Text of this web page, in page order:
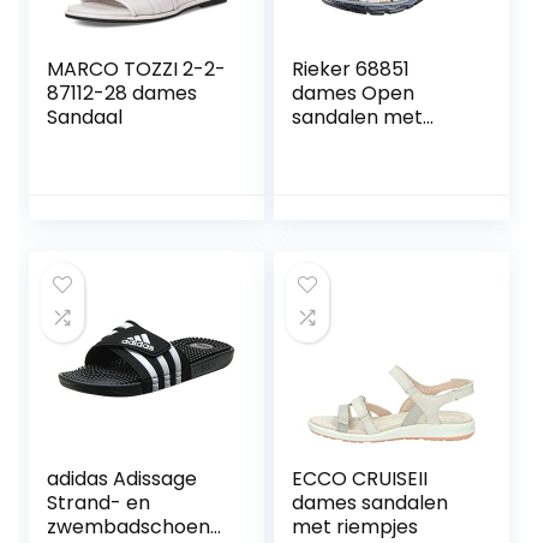
MARCO TOZZI 2-2-
87112-28 dames
Sandaal
Rieker 68851
dames Open
sandalen met
adidas Adissage
Strand- en
zwembadschoene
ECCO CRUISEII
dames sandalen
met riempjes